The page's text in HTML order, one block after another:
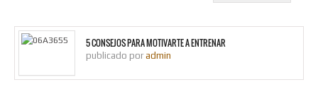
5 CONSEJOS PARA MOTIVARTE A ENTRENAR
publicado por admin